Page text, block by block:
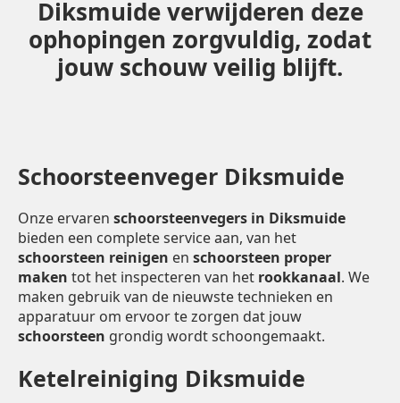
Diksmuide verwijderen deze
ophopingen zorgvuldig, zodat
jouw schouw veilig blijft.
Schoorsteenveger Diksmuide
Onze ervaren schoorsteenvegers in Diksmuide
bieden een complete service aan, van het
schoorsteen reinigen en schoorsteen proper
maken tot het inspecteren van het rookkanaal. We
maken gebruik van de nieuwste technieken en
apparatuur om ervoor te zorgen dat jouw
schoorsteen grondig wordt schoongemaakt.
Ketelreiniging Diksmuide